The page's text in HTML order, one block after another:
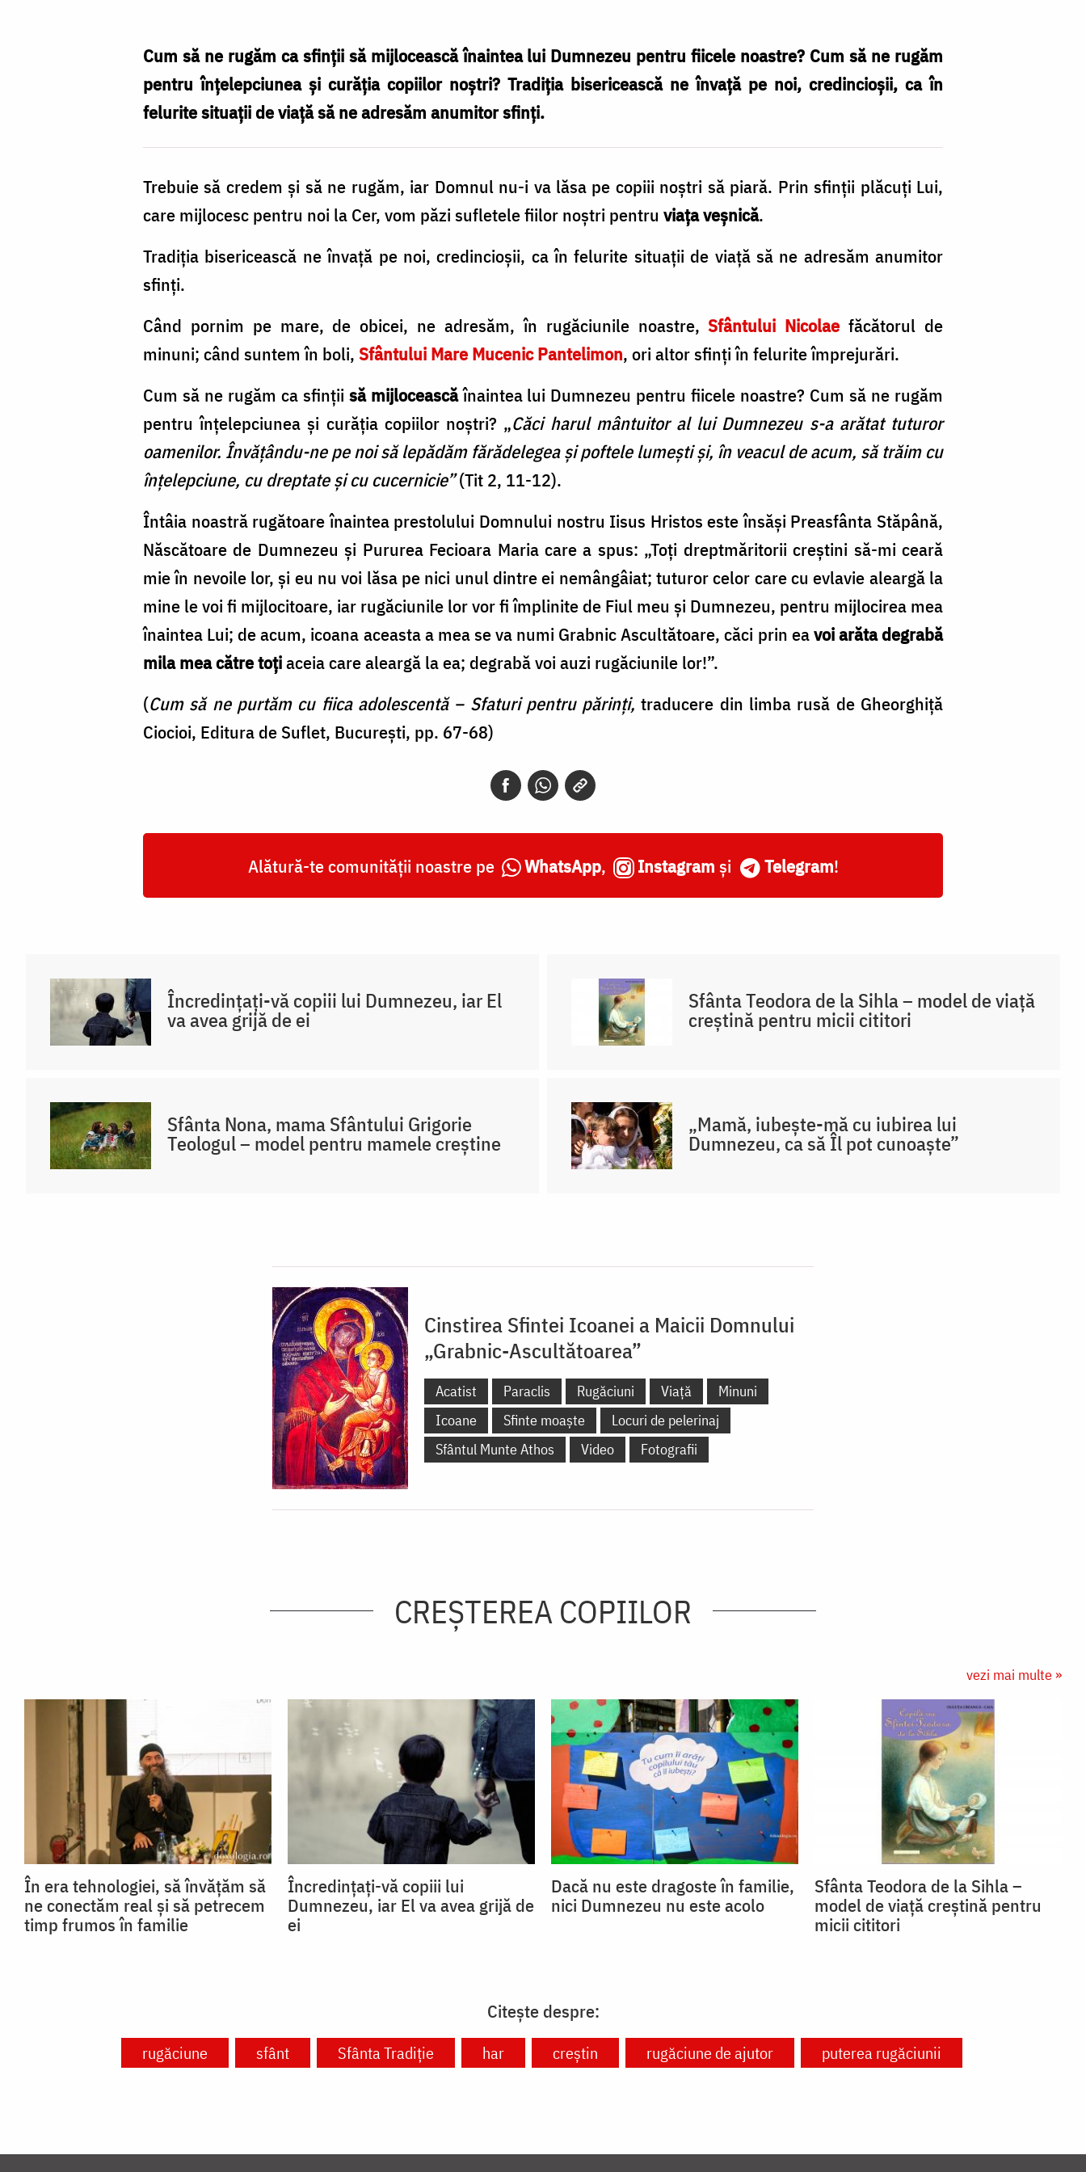
Cum să ne rugăm ca sfinţii să mijlocească înaintea lui Dumnezeu pentru fiicele noastre? Cum să ne rugăm
pentru înţelepciunea şi curăţia copiilor noștri? Tradiţia bisericească ne învaţă pe noi, credincioşii, ca în
felurite situaţii de viaţă să ne adresăm anumitor sfinţi.
Trebuie să credem şi să ne rugăm, iar Domnul nu-i va lăsa pe copiii noştri să piară. Prin sfinţii plăcuţi Lui,
care mijlocesc pentru noi la Cer, vom păzi sufletele fiilor noştri pentru viaţa veşnică.
Tradiţia bisericească ne învaţă pe noi, credincioşii, ca în felurite situaţii de viaţă să ne adresăm anumitor
sfinţi.
Când pornim pe mare, de obicei, ne adresăm, în rugăciunile noastre,Sfântului Nicolae făcătorul de
minuni; când suntem în boli, Sfântului Mare Mucenic Pantelimon, ori altor sfinţi în felurite împrejurări.
Cum să ne rugăm ca sfinţii să mijloceascăînaintea lui Dumnezeu pentru fiicele noastre? Cum să ne rugăm
pentru înţelepciunea şi curăţia copiilor noștri? „Căci harul mântuitor al lui Dumnezeu s-a arătat tuturor
oamenilor. Învăţându-ne pe noi să lepădăm fărădelegea şi poftele lumeşti şi, în veacul de acum, să trăim cu
înţelepciune, cu dreptate şi cu cucernicie”(Tit 2, 11-12).
Întâia noastră rugătoare înaintea prestolului Domnului nostru Iisus Hristos este însăşi Preasfânta Stăpână,
Născătoare de Dumnezeu şi Pururea Fecioara Maria care a spus: „Toţi dreptmăritorii creştini să-mi ceară
mie în nevoile lor, şi eu nu voi lăsa pe nici unul dintre ei nemângâiat; tuturor celor care cu evlavie aleargă la
mine le voi fi mijlocitoare, iar rugăciunile lor vor fi împlinite de Fiul meu şi Dumnezeu, pentru mijlocirea mea
înaintea Lui; de acum, icoana aceasta a mea se va numi Grabnic Ascultătoare, căci prin eavoi arăta degrabă
mila mea către toţiaceia care aleargă la ea; degrabă voi auzi rugăciunile lor!”.
(Cum să ne purtăm cu fiica adolescentă – Sfaturi pentru părinţi,traducere din limba rusă de Gheorghiţă
Ciocioi, Editura de Suflet, Bucureşti, pp. 67-68)
Alătură-te comunității noastre pe WhatsApp, Instagram și Telegram!
Încredințați-vă copiii lui Dumnezeu, iar El
va avea grijă de ei
Sfânta Teodora de la Sihla – model de viaţă
creştină pentru micii cititori
Sfânta Nona, mama Sfântului Grigorie
Teologul – model pentru mamele creștine
„Mamă, iubește-mă cu iubirea lui
Dumnezeu, ca să Îl pot cunoaște”
Cinstirea Sfintei Icoanei a Maicii Domnului
„Grabnic-Ascultătoarea”
Acatist Paraclis Rugăciuni Viață
Minuni
Icoane
Sfinte moaște
Locuri de pelerinaj
Sfântul Munte Athos
Video Fotografii
CREŞTEREA COPIILOR
vezi mai multe »
În era tehnologiei, să învățăm să
ne conectăm real și să petrecem
timp frumos în familie
Încredințați-vă copiii lui
Dumnezeu, iar El va avea grijă de
ei
Dacă nu este dragoste în familie,
nici Dumnezeu nu este acolo
Sfânta Teodora de la Sihla –
model de viaţă creştină pentru
micii cititori
Citește despre:
rugăciune sfânt Sfânta Tradiție har creștin rugăciune de ajutor puterea rugăciunii